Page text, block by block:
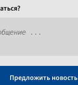
Предложить новость